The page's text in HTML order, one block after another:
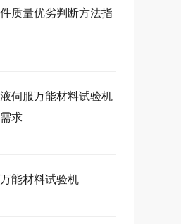
质量优劣判断方法指
伺服万能材料试验机
求
能材料试验机